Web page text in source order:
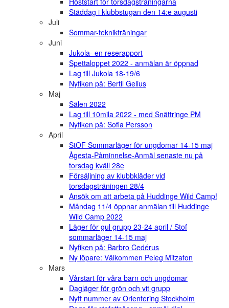
Städdag i klubbstugan den 14:e augusti
Juli
Sommar-teknikträningar
Juni
Jukola- en reserapport
Spettaloppet 2022 - anmälan är öppnad
Lag till Jukola 18-19/6
Nyfiken på: Bertil Gelius
Maj
Sälen 2022
Lag till 10mila 2022 - med Snättringe PM
Nyfiken på: Sofia Persson
April
StOF Sommarläger för ungdomar 14-15 maj
Ågesta-Påminnelse-Anmäl senaste nu på
torsdag kväll 28e
Försäljning av klubbkläder vid
torsdagsträningen 28/4
Ansök om att arbeta på Huddinge Wild Camp!
Måndag 11/4 öppnar anmälan till Huddinge
Wild Camp 2022
Läger för gul grupp 23-24 april / Stof
sommarläger 14-15 maj
Nyfiken på: Barbro Cedérus
Ny löpare: Välkommen Peleg Mitzafon
Mars
Vårstart för våra barn och ungdomar
Dagläger för grön och vit grupp
Nytt nummer av Orientering Stockholm